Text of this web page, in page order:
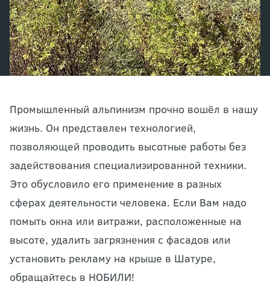
Промышленный альпинизм прочно вошёл в нашу
жизнь. Он представлен технологией,
позволяющей проводить высотные работы без
задействования специализированной техники.
Это обусловило его применение в разных
сферах деятельности человека. Если Вам надо
помыть окна или витражи, расположенные на
высоте, удалить загрязнения с фасадов или
установить рекламу на крыше в Шатуре,
обращайтесь в НОБИЛИ!